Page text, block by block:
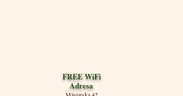
FREE WiFi
Adresa